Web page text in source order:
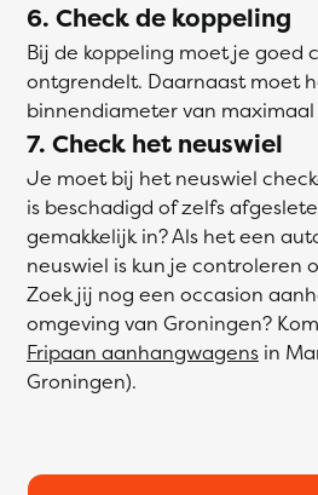
6. Check de koppeling
Bij de koppeling moet je goed
ontgrendelt. Daarnaast moet
binnendiameter van
7. Check het neuswiel
Je moet bij het neuswiel
is beschadigd of zelfs
gemakkelijk in? Als het een
neuswiel is kun je controleren
Zoek jij nog een occasion
omgeving van Groningen?
Fripaan aanhangwagens in
Groningen).